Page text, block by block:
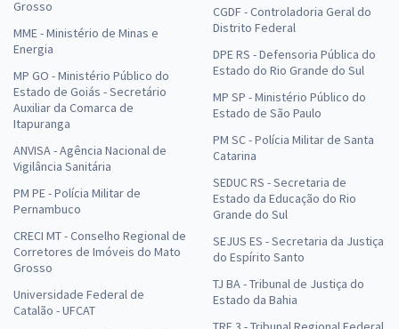
Grosso
MME - Ministério de Minas e
Energia
MP GO - Ministério Público do
Estado de Goiás - Secretário
Auxiliar da Comarca de
Itapuranga
ANVISA - Agência Nacional de
Vigilância Sanitária
PM PE - Polícia Militar de
Pernambuco
CRECI MT - Conselho Regional de
Corretores de Imóveis do Mato
Grosso
Universidade Federal de
Catalão - UFCAT
CGDF - Controladoria Geral do
Distrito Federal
DPE RS - Defensoria Pública do
Estado do Rio Grande do Sul
MP SP - Ministério Público do
Estado de São Paulo
PM SC - Polícia Militar de Santa
Catarina
SEDUC RS - Secretaria de
Estado da Educação do Rio
Grande do Sul
SEJUS ES - Secretaria da Justiça
do Espírito Santo
TJ BA - Tribunal de Justiça do
Estado da Bahia